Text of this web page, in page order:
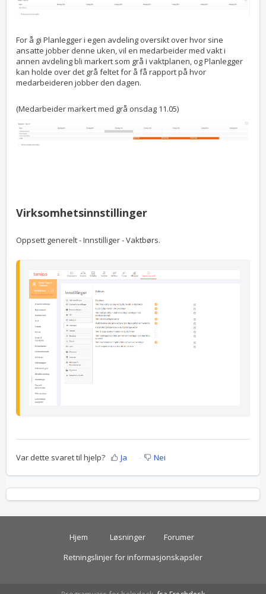
For å gi Planlegger i egen avdeling oversikt over hvor sine
ansatte jobber denne uken, vil en medarbeider med vakt i
annen avdeling bli markert som grå i vaktplanen, og Planlegger
kan holde over det grå feltet for å få rapport på hvor
medarbeideren jobber den dagen.
(Medarbeider markert med grå onsdag 11.05)
Virksomhetsinnstillinger
Oppsett generelt - Innstilliger - Vaktbørs.
Var dette svaret til hjelp? Ja Nei
Hjem Løsninger
Forumer
Retningslinjer for informasjonskapsler